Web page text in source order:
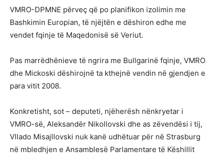
VMRO-DPMNE përveç që po planifikon izolimin me
Bashkimin Europian, të njëjtën e dëshiron edhe me
vendet fqinje të Maqedonisë së Veriut.
Pas marrëdhënieve të ngrira me Bullgarinë fqinje, VMRO
dhe Mickoski dëshirojnë ta kthejnë vendin në gjendjen e
para vitit 2008.
Konkretisht, sot – deputeti, njëherësh nënkryetar i
VMRO-së, Aleksandër Nikollovski dhe as zëvendësi i tij,
Vllado Misajllovski nuk kanë udhëtuar për në Strasburg
në mbledhjen e Ansamblesë Parlamentare të Këshillit